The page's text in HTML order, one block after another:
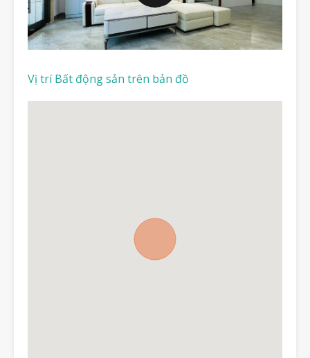
Vị trí Bất động sản trên bản đồ